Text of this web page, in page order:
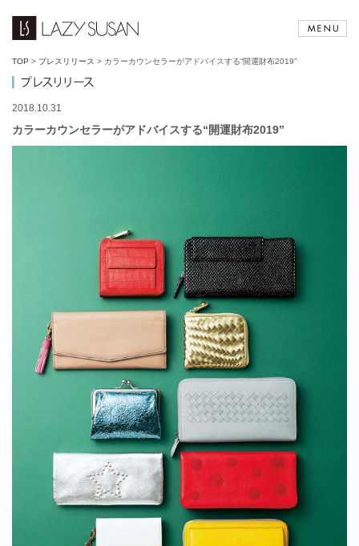
TOP > プレスリリース > カラーカウンセラーがアドバイスする“開運財布2019”
2018.10.31
カラーカウンセラーがアドバイスする“開運財布2019”